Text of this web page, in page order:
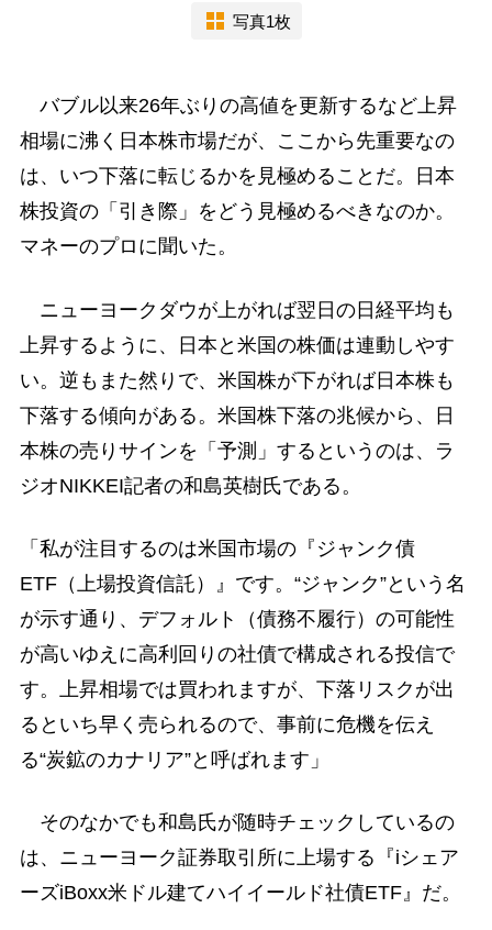
写真1枚
バブル以来26年ぶりの高値を更新するなど上昇
相場に沸く日本株市場だが、ここから先重要なの
は、いつ下落に転じるかを見極めることだ。日本
株投資の「引き際」をどう見極めるべきなのか。
マネーのプロに聞いた。
ニューヨークダウが上がれば翌日の日経平均も
上昇するように、日本と米国の株価は連動しやす
い。逆もまた然りで、米国株が下がれば日本株も
下落する傾向がある。米国株下落の兆候から、日
本株の売りサインを「予測」するというのは、ラ
ジオNIKKEI記者の和島英樹氏である。
「私が注目するのは米国市場の『ジャンク債
ETF（上場投資信託）』です。“ジャンク”という名
が示す通り、デフォルト（債務不履行）の可能性
が高いゆえに高利回りの社債で構成される投信で
す。上昇相場では買われますが、下落リスクが出
るといち早く売られるので、事前に危機を伝え
る“炭鉱のカナリア”と呼ばれます」
そのなかでも和島氏が随時チェックしているの
は、ニューヨーク証券取引所に上場する『iシェア
ーズiBoxx米ドル建てハイイールド社債ETF』だ。